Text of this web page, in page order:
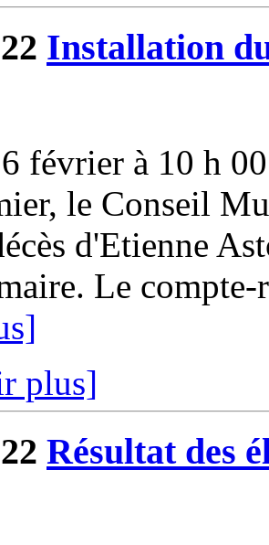
Installation
février à 10 h
le Conseil
d'Etienne
Le
plus]
Résultat des